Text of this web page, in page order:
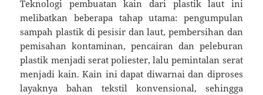
Teknologi pembuatan kain dari plastik laut ini
melibatkan beberapa tahap utama: pengumpulan
sampah plastik di pesisir dan laut, pembersihan dan
pemisahan kontaminan, pencairan dan peleburan
plastik menjadi serat poliester, lalu pemintalan serat
menjadi kain. Kain ini dapat diwarnai dan diproses
layaknya bahan tekstil konvensional, sehingga